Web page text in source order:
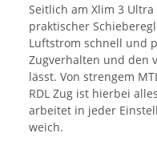
Seitlich am Xlim 3
praktischer
Luftstrom schnell und
Zugverhalten und den
lässt. Von strengem
RDL Zug ist hierbei
arbeitet in jeder
weich.